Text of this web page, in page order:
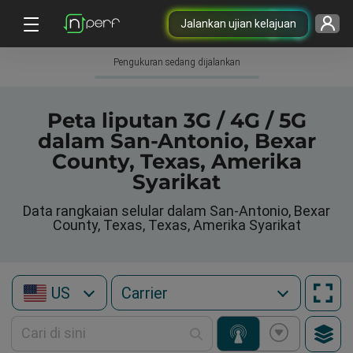
Jalankan ujian kelajuan
Pengukuran sedang dijalankan
Peta liputan 3G / 4G / 5G
dalam San-Antonio, Bexar
County, Texas, Amerika
Syarikat
Data rangkaian selular dalam San-Antonio, Bexar
County, Texas, Texas, Amerika Syarikat
US